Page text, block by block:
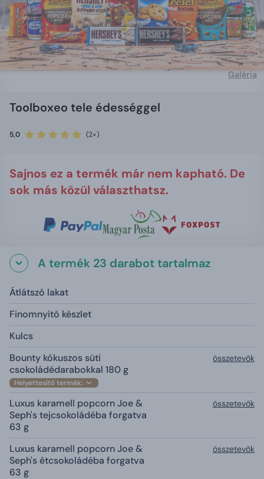
Galéria
Toolboxeo tele édességgel
5,0 (2×)
Sajnos ez a termék már nem kapható. De
sok más közül választhatsz.
A termék 23 darabot tartalmaz
Átlátszó lakat
Finomnyitó készlet
Kulcs
Bounty kókuszos süti
csokoládédarabokkal 180 g
Helyettesítő termék:
összetevők
Luxus karamell popcorn Joe &
Seph's tejcsokoládéba forgatva
63 g
összetevők
Luxus karamell popcorn Joe &
Seph's étcsokoládéba forgatva
63 g
összetevők